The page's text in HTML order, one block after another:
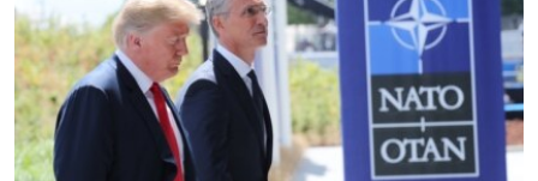
РАСПИСАНИЕ ВЕЩАНИЯ
ПОДПИШИТЕСЬ НА РАССЫЛКУ
СОЦИАЛЬНЫЕ СЕТИ